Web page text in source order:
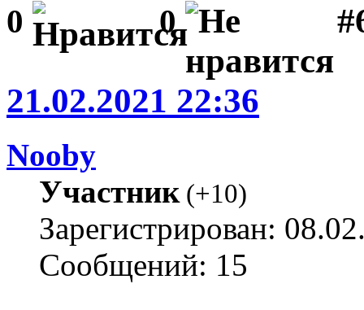
0 0
21.02.2021 22:36
Nooby
Участник(+10)
Зарегистрирован:
Сообщений: 15